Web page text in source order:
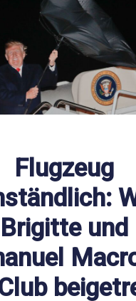
Flugzeug
Brigitte und